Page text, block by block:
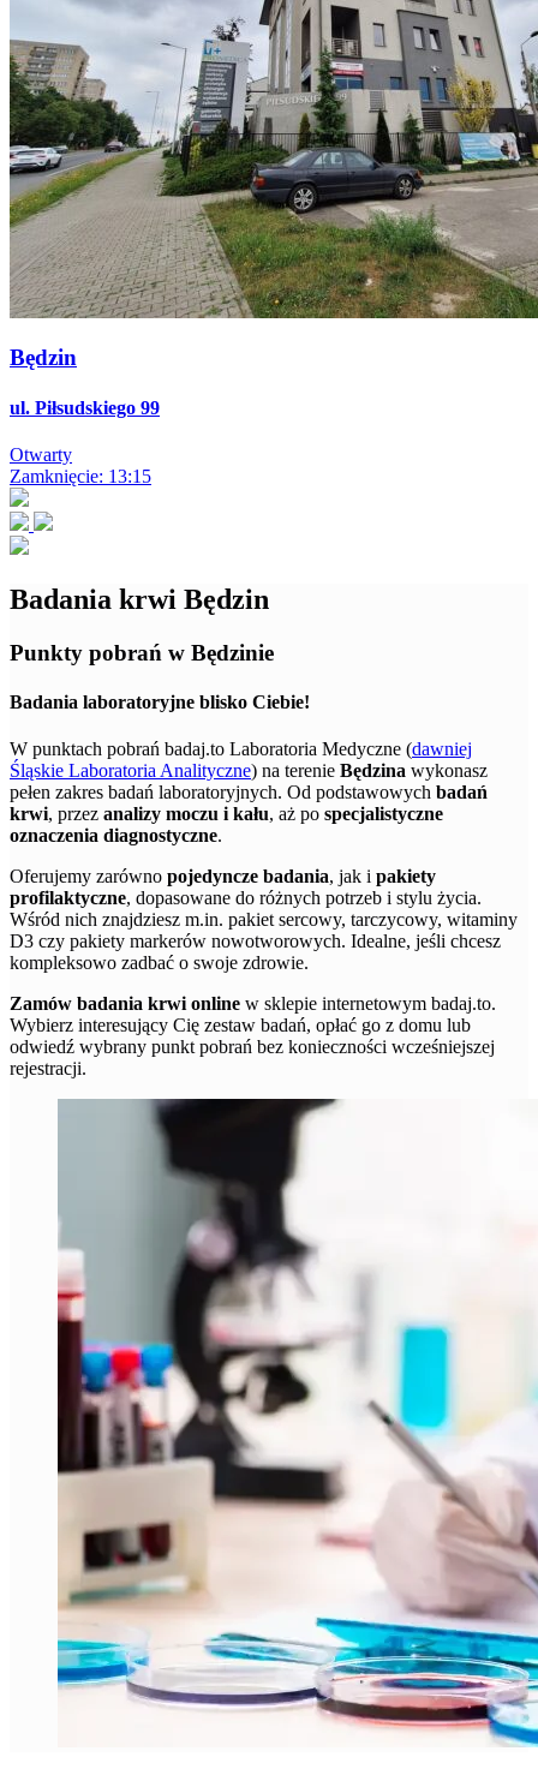
Będzin
ul. Piłsudskiego 99
Otwarty
Zamknięcie: 13:15
Badania krwi Będzin
Punkty pobrań w Będzinie
Badania laboratoryjne blisko Ciebie!
W punktach pobrań badaj.to Laboratoria Medyczne (dawniej
Śląskie Laboratoria Analityczne) na terenie Będzina wykonasz
pełen zakres badań laboratoryjnych. Od podstawowych badań
krwi, przez analizy moczu i kału, aż po specjalistyczne
oznaczenia diagnostyczne.
Oferujemy zarówno pojedyncze badania, jak i pakiety
profilaktyczne, dopasowane do różnych potrzeb i stylu życia.
Wśród nich znajdziesz m.in. pakiet sercowy, tarczycowy, witaminy
D3 czy pakiety markerów nowotworowych. Idealne, jeśli chcesz
kompleksowo zadbać o swoje zdrowie.
Zamów badania krwi online w sklepie internetowym badaj.to.
Wybierz interesujący Cię zestaw badań, opłać go z domu lub
odwiedź wybrany punkt pobrań bez konieczności wcześniejszej
rejestracji.